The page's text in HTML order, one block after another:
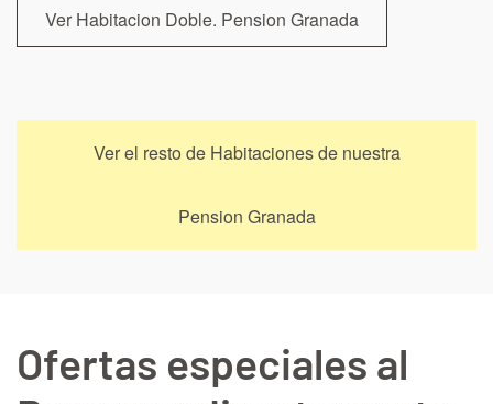
Ver Habitacion Doble. Pension Granada
Ver el resto de Habitaciones de nuestra
Pension Granada
Ofertas especiales al